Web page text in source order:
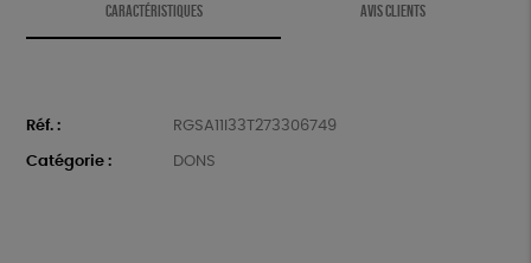
CARACTÉRISTIQUES AVIS CLIENTS
Réf. : RGSA11I33T273306749
Catégorie : DONS